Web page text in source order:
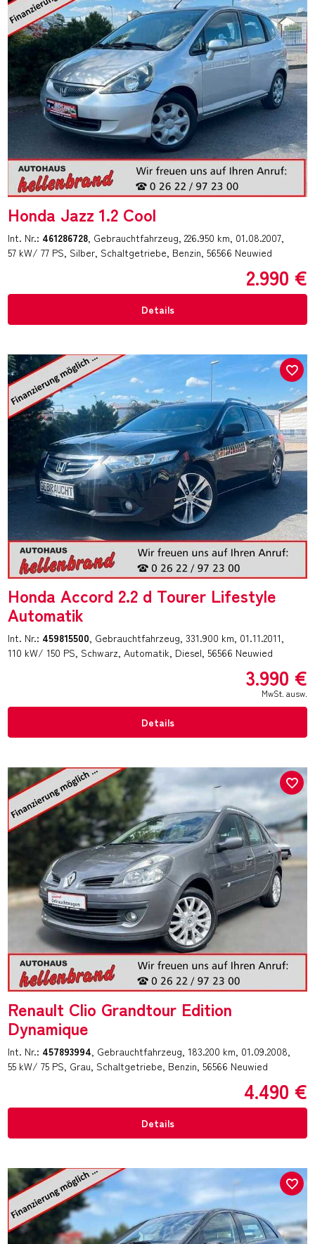
Honda Jazz 1.2 Cool
Int. Nr.: 461286728 Gebrauchtfahrzeug 226.950 km 01.08.2007
57 kW/ 77 PS Silber Schaltgetriebe Benzin 56566 Neuwied
2.990 €
Details
Honda Accord 2.2 d Tourer Lifestyle
Automatik
Int. Nr.: 459815500 Gebrauchtfahrzeug 331.900 km 01.11.2011
110 kW/ 150 PS Schwarz Automatik Diesel 56566 Neuwied
3.990 €
MwSt. ausw.
Details
Renault Clio Grandtour Edition
Dynamique
Int. Nr.: 457893994 Gebrauchtfahrzeug 183.200 km 01.09.2008
55 kW/ 75 PS Grau Schaltgetriebe Benzin 56566 Neuwied
4.490 €
Details